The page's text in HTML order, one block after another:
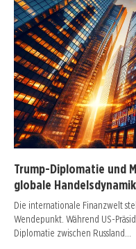
Trump-Diplomatie und
globale Handelsdynamik
Die internationale Finanzwelt
Wendepunkt. Während US-
Diplomatie zwischen Russland…